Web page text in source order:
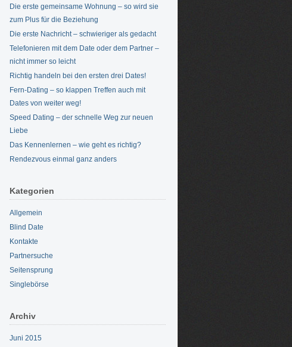
Die erste gemeinsame Wohnung – so wird sie
zum Plus für die Beziehung
Die erste Nachricht – schwieriger als gedacht
Telefonieren mit dem Date oder dem Partner –
nicht immer so leicht
Richtig handeln bei den ersten drei Dates!
Fern-Dating – so klappen Treffen auch mit
Dates von weiter weg!
Speed Dating – der schnelle Weg zur neuen
Liebe
Das Kennenlernen – wie geht es richtig?
Rendezvous einmal ganz anders
Kategorien
Allgemein
Blind Date
Kontakte
Partnersuche
Seitensprung
Singlebörse
Archiv
Juni 2015